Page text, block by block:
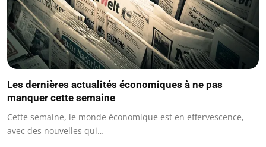
Les dernières actualités économiques à ne pas
manquer cette semaine
Cette semaine, le monde économique est en effervescence,
avec des nouvelles qui…